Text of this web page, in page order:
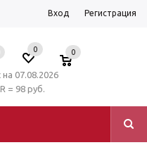
Вход Регистрация
0 0
на 07.08.2026
= 98 руб.